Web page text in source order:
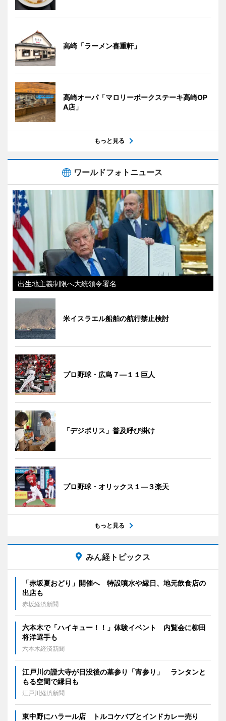
高崎「ラーメン喜重軒」
高崎オーパ「マロリーポークステーキ高崎OP
A店」
もっと見る
ワールドフォトニュース
出生地主義制限へ大統領令署名
米イスラエル船舶の航行禁止検討
プロ野球・広島７―１１巨人
「デジポリス」普及呼び掛け
プロ野球・オリックス１―３楽天
もっと見る
みん経トピックス
「赤坂夏おどり」開催へ 特設噴水や縁日、地元飲食店の
出店も
赤坂経済新聞
六本木で「ハイキュー！！」体験イベント 内覧会に柳田
将洋選手も
六本木経済新聞
江戸川の證大寺が日没後の墓参り「宵参り」 ランタンと
もる空間で縁日も
江戸川経済新聞
東中野にハラール店 トルコケバブとインドカレー売り